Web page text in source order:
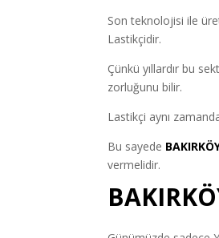
Son teknolojisi ile
Lastikçidir.
Çünkü yıllardır bu
zorluğunu bilir.
Lastikçi aynı
Bu sayede
vermelidir.